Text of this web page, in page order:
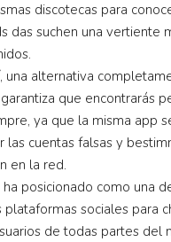
discotecas para
das suchen una vertiente
una alternativa
que encontrarás
ya que la misma app
las cuentas falsas y
en la red.
ha posicionado como una
plataformas sociales para
de todas partes del